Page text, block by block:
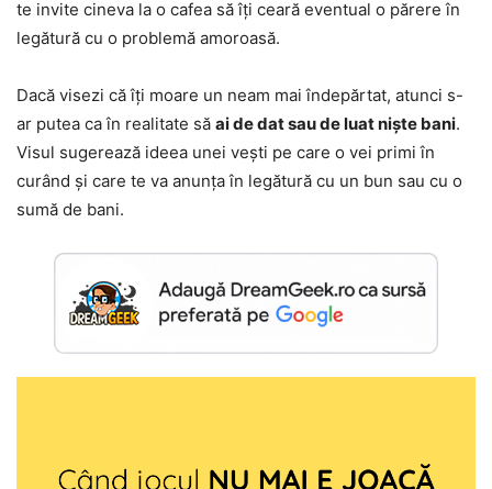
te invite cineva la o cafea să îți ceară eventual o părere în
legătură cu o problemă amoroasă.
Dacă visezi că îți moare un neam mai îndepărtat, atunci s-
ar putea ca în realitate să ai de dat sau de luat niște bani.
Visul sugerează ideea unei vești pe care o vei primi în
curând și care te va anunța în legătură cu un bun sau cu o
sumă de bani.